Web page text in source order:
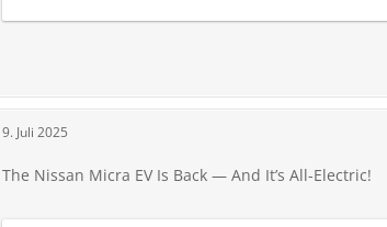
9. Juli 2025
The Nissan Micra EV Is Back — And It’s All-Electric!